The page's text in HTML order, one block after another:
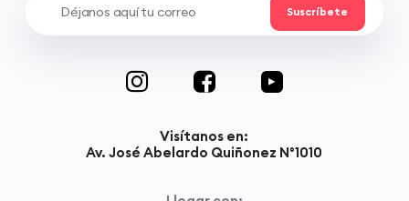
Visítanos en:
Av. José Abelardo Quiñonez N°1010